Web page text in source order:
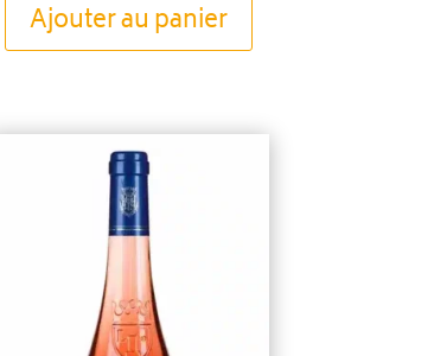
Ajouter au panier